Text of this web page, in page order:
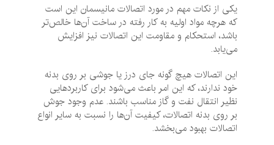
یکی از نکات مهم در مورد اتصالات مانیسمان این است
که هرچه مواد اولیه به کار رفته در ساخت آن‌ها خالص‌تر
باشد، استحکام و مقاومت این اتصالات نیز افزایش
می‌یابد.
این اتصالات هیچ گونه جای درز یا جوشی بر روی بدنه
خود ندارند، که این امر باعث می‌شود برای کاربردهایی
نظیر انتقال نفت و گاز مناسب باشند. عدم وجود جوش
بر روی بدنه اتصالات، کیفیت آن‌ها را نسبت به سایر انواع
اتصالات بهبود می‌بخشد.